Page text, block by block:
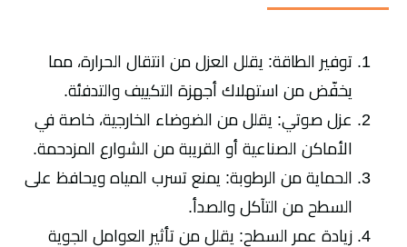
توفير الطاقة: يقلل العزل من انتقال الحرارة، مما
يخفّض من استهلاك أجهزة التكييف والتدفئة.
عزل صوتي: يقلل من الضوضاء الخارجية، خاصة في
الأماكن الصناعية أو القريبة من الشوارع المزدحمة.
الحماية من الرطوبة: يمنع تسرب المياه ويحافظ على
السطح من التآكل والصدأ.
زيادة عمر السطح: يقلل من تأثير العوامل الجوية